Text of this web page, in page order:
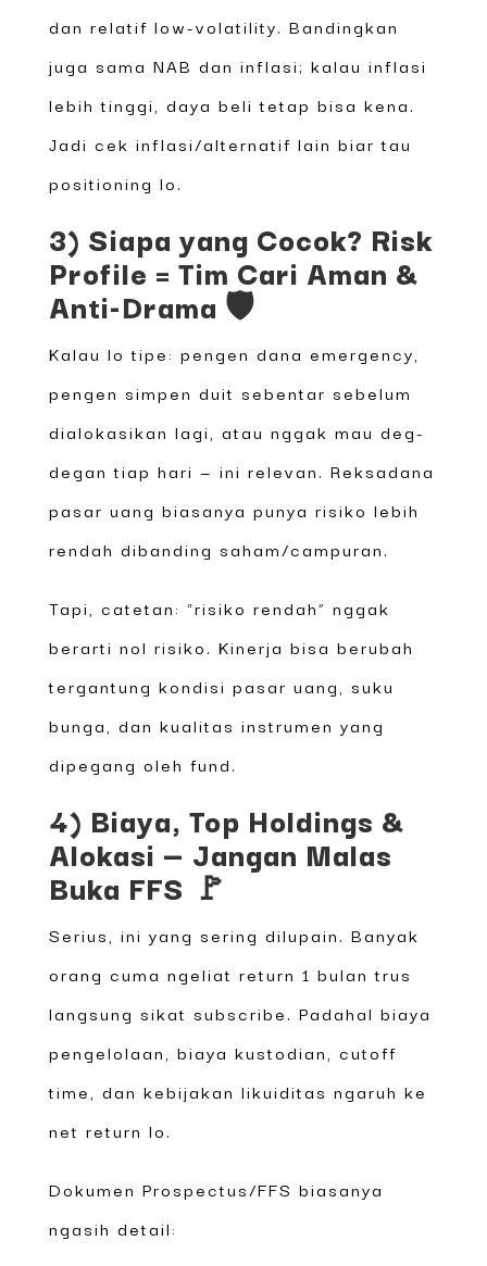
dan relatif low-volatility. Bandingkan
juga sama NAB dan inflasi; kalau inflasi
lebih tinggi, daya beli tetap bisa kena.
Jadi cek inflasi/alternatif lain biar tau
positioning lo.
3) Siapa yang Cocok? Risk
Profile = Tim Cari Aman &
Anti-Drama 🛡️
Kalau lo tipe: pengen dana emergency,
pengen simpen duit sebentar sebelum
dialokasikan lagi, atau nggak mau deg-
degan tiap hari — ini relevan. Reksadana
pasar uang biasanya punya risiko lebih
rendah dibanding saham/campuran.
Tapi, catetan: “risiko rendah” nggak
berarti nol risiko. Kinerja bisa berubah
tergantung kondisi pasar uang, suku
bunga, dan kualitas instrumen yang
dipegang oleh fund.
4) Biaya, Top Holdings &
Alokasi — Jangan Malas
Buka FFS 🚩
Serius, ini yang sering dilupain. Banyak
orang cuma ngeliat return 1 bulan trus
langsung sikat subscribe. Padahal biaya
pengelolaan, biaya kustodian, cutoff
time, dan kebijakan likuiditas ngaruh ke
net return lo.
Dokumen Prospectus/FFS biasanya
ngasih detail: